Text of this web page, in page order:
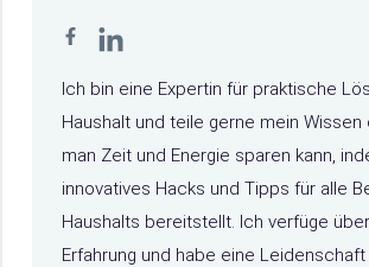
Ich bin eine Expertin für praktische
Haushalt und teile gerne mein Wissen
man Zeit und Energie sparen kann,
innovatives Hacks und Tipps für alle
Haushalts bereitstellt. Ich verfüge
Erfahrung und habe eine